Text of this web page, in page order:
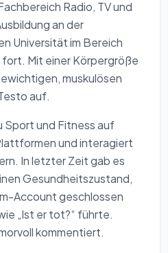
Radio, TV und
an der
Universität im Bereich
Mit einer Körpergröße
muskulösen
auf.
Sport und Fitness auf
und interagiert
In letzter Zeit gab es
Gesundheitszustand,
Account geschlossen
„Ist er tot?“ führte.
kommentiert.